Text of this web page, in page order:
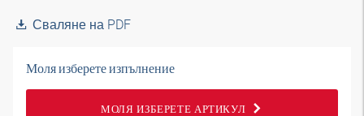
Сваляне на PDF
Моля изберете изпълнение
МОЛЯ ИЗБЕРЕТЕ АРТИКУЛ